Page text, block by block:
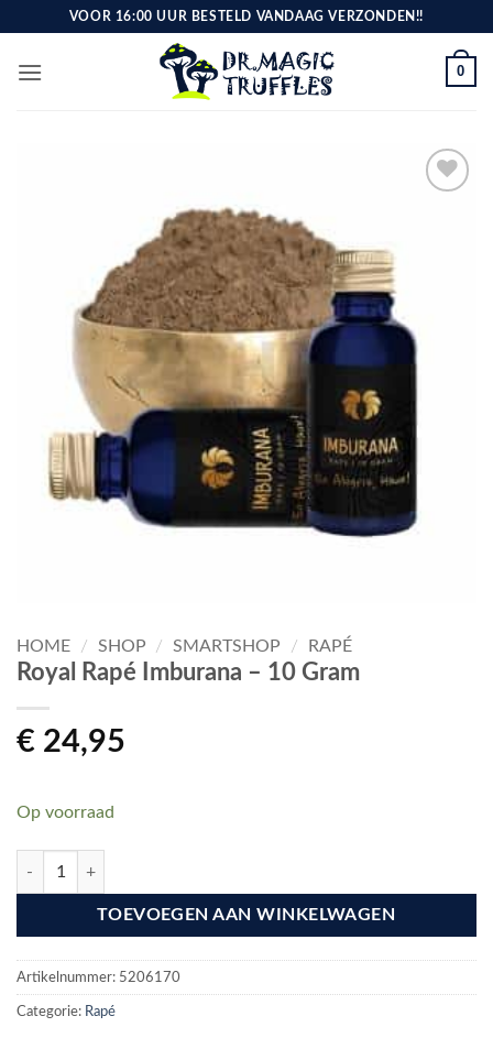
inhoud
VOOR 16:00 UUR BESTELD VANDAAG VERZONDEN!!
0
HOME / SHOP / SMARTSHOP / RAPÉ
Royal Rapé Imburana – 10 Gram
€ 24,95
Op voorraad
Royal Rapé Imburana - 10 Gram aantal
TOEVOEGEN AAN WINKELWAGEN
Artikelnummer: 5206170
Categorie: Rapé